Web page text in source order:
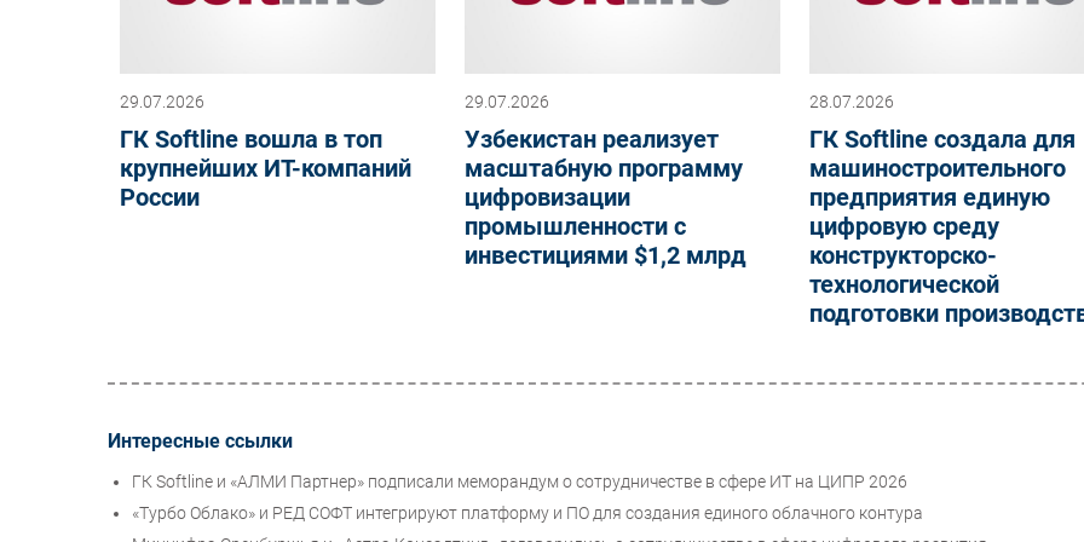
29.07.2026
ГК Softline вошла в топ
крупнейших ИТ-компаний
России
29.07.2026
Узбекистан реализует
масштабную программу
цифровизации
промышленности с
инвестициями $1,2 млрд
28.07.2026
ГК Softline создала для
машиностроительного
предприятия единую
цифровую среду
конструкторско-
технологической
подготовки
Интересные ссылки
ГК Softline и «АЛМИ Партнер» подписали меморандум о сотрудничестве в сфере ИТ на ЦИПР 2026
«Турбо Облако» и РЕД СОФТ интегрируют платформу и ПО для создания единого облачного контура